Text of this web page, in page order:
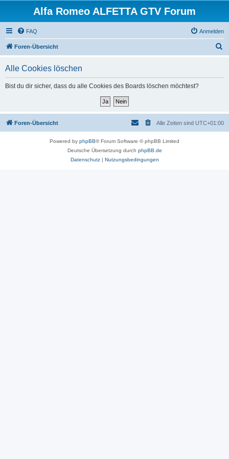
Alfa Romeo ALFETTA GTV Forum
FAQ Anmelden
Foren-Übersicht
Alle Cookies löschen
Bist du dir sicher, dass du alle Cookies des Boards löschen möchtest?
Foren-Übersicht Alle Zeiten sind UTC+01:00
Powered by phpBB® Forum Software © phpBB Limited
Deutsche Übersetzung durch phpBB.de
Datenschutz| Nutzungsbedingungen